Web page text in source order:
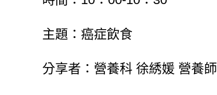
主題：癌症飲食
分享者：營養科 徐綉媛 營養師